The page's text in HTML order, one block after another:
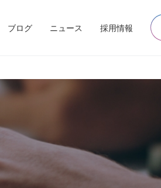
ブログ ニュース 採用情報